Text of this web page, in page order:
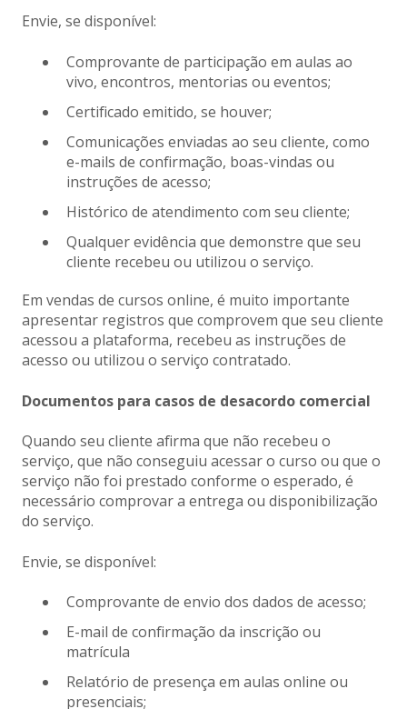
Envie, se disponível:
Comprovante de participação em aulas ao
vivo, encontros, mentorias ou eventos;
Certificado emitido, se houver;
Comunicações enviadas ao seu cliente, como
e-mails de confirmação, boas-vindas ou
instruções de acesso;
Histórico de atendimento com seu cliente;
Qualquer evidência que demonstre que seu
cliente recebeu ou utilizou o serviço.
Em vendas de cursos online, é muito importante
apresentar registros que comprovem que seu cliente
acessou a plataforma, recebeu as instruções de
acesso ou utilizou o serviço contratado.
Documentos para casos de desacordo comercial
Quando seu cliente afirma que não recebeu o
serviço, que não conseguiu acessar o curso ou que o
serviço não foi prestado conforme o esperado, é
necessário comprovar a entrega ou disponibilização
do serviço.
Envie, se disponível:
Comprovante de envio dos dados de acesso;
E-mail de confirmação da inscrição ou
matrícula
Relatório de presença em aulas online ou
presenciais;